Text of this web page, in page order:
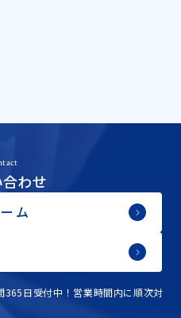
わせ
ム
365日受付中！営業時間内に順次対